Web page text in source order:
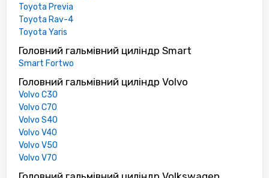
Toyota Previa
Toyota Rav-4
Toyota Yaris
Головний гальмівний циліндр Smart
Smart Fortwo
Головний гальмівний циліндр Volvo
Volvo C30
Volvo C70
Volvo S40
Volvo V40
Volvo V50
Volvo V70